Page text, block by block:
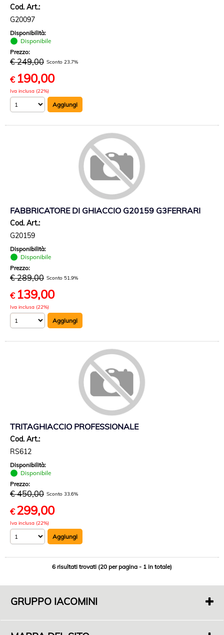
Cod. Art.:
G20097
Disponibilità:
Disponibile
Prezzo:
€ 249,00 Sconto 23.7%
€ 190,00
Iva inclusa (22%)
FABBRICATORE DI GHIACCIO G20159 G3FERRARI
Cod. Art.:
G20159
Disponibilità:
Disponibile
Prezzo:
€ 289,00 Sconto 51.9%
€ 139,00
Iva inclusa (22%)
TRITAGHIACCIO PROFESSIONALE
Cod. Art.:
RS612
Disponibilità:
Disponibile
Prezzo:
€ 450,00 Sconto 33.6%
€ 299,00
Iva inclusa (22%)
6 risultati trovati (20 per pagina - 1 in totale)
GRUPPO IACOMINI